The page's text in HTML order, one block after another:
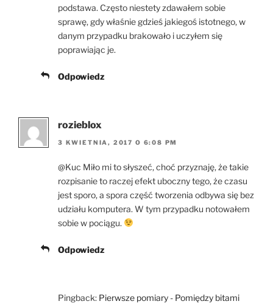
podstawa. Często niestety zdawałem sobie
sprawę, gdy właśnie gdzieś jakiegoś istotnego, w
danym przypadku brakowało i uczyłem się
poprawiając je.
Odpowiedz
rozieblox
3 KWIETNIA, 2017 O 6:08 PM
@Kuc Miło mi to słyszeć, choć przyznaję, że takie
rozpisanie to raczej efekt uboczny tego, że czasu
jest sporo, a spora część tworzenia odbywa się bez
udziału komputera. W tym przypadku notowałem
sobie w pociągu.
Odpowiedz
Pingback: Pierwsze pomiary - Pomiędzy bitami